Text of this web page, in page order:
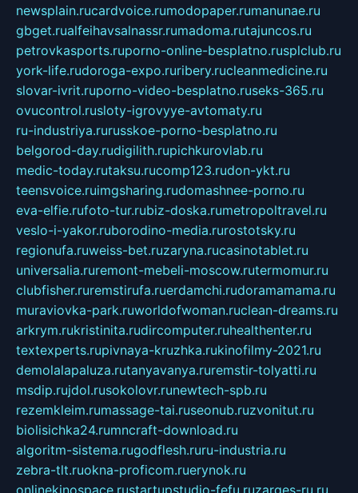
newsplain.rucardvoice.rumodopaper.rumanunae.ru
gbget.rualfeihavsalnassr.rumadoma.rutajuncos.ru
petrovkasports.ruporno-online-besplatno.rusplclub.ru
york-life.rudoroga-expo.ruribery.rucleanmedicine.ru
slovar-ivrit.ruporno-video-besplatno.ruseks-365.ru
ovucontrol.rusloty-igrovyye-avtomaty.ru
ru-industriya.rurusskoe-porno-besplatno.ru
belgorod-day.rudigilith.rupichkurovlab.ru
medic-today.rutaksu.rucomp123.rudon-ykt.ru
teensvoice.ruimgsharing.rudomashnee-porno.ru
eva-elfie.rufoto-tur.rubiz-doska.rumetropoltravel.ru
veslo-i-yakor.ruborodino-media.rurostotsky.ru
regionufa.ruweiss-bet.ruzaryna.rucasinotablet.ru
universalia.ruremont-mebeli-moscow.rutermomur.ru
clubfisher.ruremstirufa.ruerdamchi.rudoramamama.ru
muraviovka-park.ruworldofwoman.ruclean-dreams.ru
arkrym.rukristinita.rudircomputer.ruhealthenter.ru
textexperts.rupivnaya-kruzhka.rukinofilmy-2021.ru
demolalapaluza.rutanyavanya.ruremstir-tolyatti.ru
msdip.rujdol.rusokolovr.runewtech-spb.ru
rezemkleim.rumassage-tai.ruseonub.ruzvonitut.ru
biolisichka24.rumncraft-download.ru
algoritm-sistema.rugodflesh.ruru-industria.ru
zebra-tlt.ruokna-proficom.ruerynok.ru